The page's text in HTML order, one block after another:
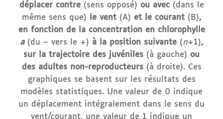
déplacer contre (sens opposé) ou avec (dans le
même sens que) le vent (A) et le courant (B),
en fonction de la concentration en chlorophylle
a (du – vers le +) à la position suivante (n+1),
sur la trajectoire des juvéniles (à gauche) ou
des adultes non-reproducteurs (à droite). Ces
graphiques se basent sur les résultats des
modèles statistiques. Une valeur de 0 indique
un déplacement intégralement dans le sens du
vent/courant, une valeur de 1 indique un